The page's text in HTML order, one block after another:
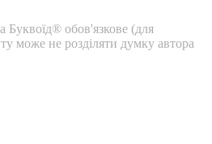
Буквоїд® обов'язкове (для
може не розділяти думку автора